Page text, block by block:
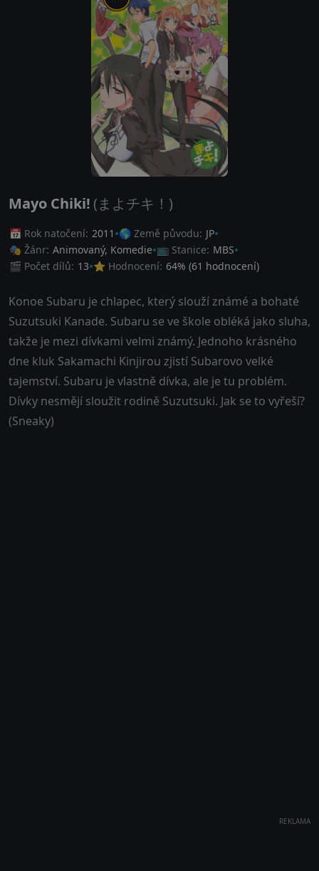
Mayo Chiki! (まよチキ！)
📅 Rok natočení: 2011 🌎 Země původu: JP
🎭 Žánr: Animovaný, Komedie 📺 Stanice: MBS
🎬 Počet dílů: 13 ⭐ Hodnocení: 64% (61 hodnocení)
Konoe Subaru je chlapec, který slouží známé a bohaté
Suzutsuki Kanade. Subaru se ve škole obléká jako sluha,
takže je mezi dívkami velmi známý. Jednoho krásného
dne kluk Sakamachi Kinjirou zjistí Subarovo velké
tajemství. Subaru je vlastně dívka, ale je tu problém.
Dívky nesmějí sloužit rodině Suzutsuki. Jak se to vyřeší?
(Sneaky)
REKLAMA